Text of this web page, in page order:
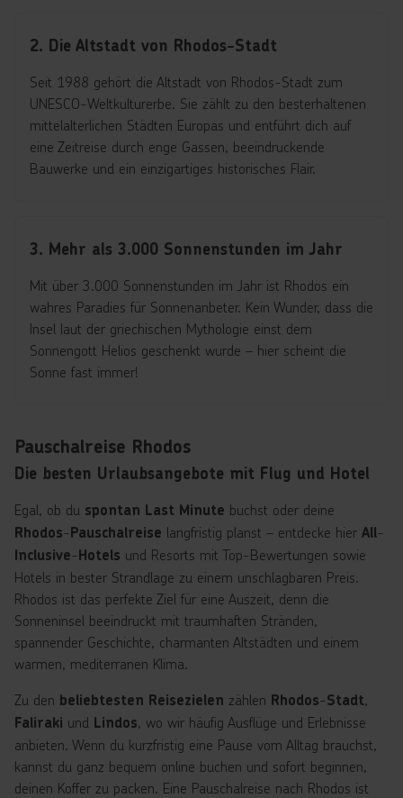
2. Die Altstadt von Rhodos-Stadt
Seit 1988 gehört die Altstadt von Rhodos-Stadt zum
UNESCO-Weltkulturerbe. Sie zählt zu den besterhaltenen
mittelalterlichen Städten Europas und entführt dich auf
eine Zeitreise durch enge Gassen, beeindruckende
Bauwerke und ein einzigartiges historisches Flair.
3. Mehr als 3.000 Sonnenstunden im Jahr
Mit über 3.000 Sonnenstunden im Jahr ist Rhodos ein
wahres Paradies für Sonnenanbeter. Kein Wunder, dass die
Insel laut der griechischen Mythologie einst dem
Sonnengott Helios geschenkt wurde – hier scheint die
Sonne fast immer!
Pauschalreise Rhodos
Die besten Urlaubsangebote mit Flug und Hotel
Egal, ob du spontan Last Minute buchst oder deine
Rhodos-Pauschalreise langfristig planst – entdecke hier All-
Inclusive-Hotels und Resorts mit Top-Bewertungen sowie
Hotels in bester Strandlage zu einem unschlagbaren Preis.
Rhodos ist das perfekte Ziel für eine Auszeit, denn die
Sonneninsel beeindruckt mit traumhaften Stränden,
spannender Geschichte, charmanten Altstädten und einem
warmen, mediterranen Klima.
Zu den beliebtesten Reisezielen zählen Rhodos-Stadt,
Faliraki und Lindos, wo wir häufig Ausflüge und Erlebnisse
anbieten. Wenn du kurzfristig eine Pause vom Alltag brauchst,
kannst du ganz bequem online buchen und sofort beginnen,
deinen Koffer zu packen. Eine Pauschalreise nach Rhodos ist